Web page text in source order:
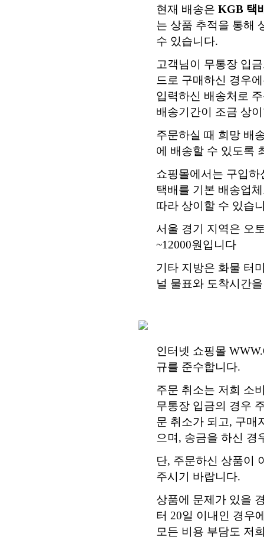
현재 배송은 KGB 택
는 상품 추적을 통해
수 있습니다.
고객님이 무통장 입
드로 구매하신 경우
입력하신 배송처로
배송기간이 조금 상
주문하실 때 희망 배
에 배송할 수 있도록
쇼핑몰에서는 구입
택배를 기본 배송업
따라 상이할 수 있습
서울 경기 지역은 오
~12000원입니다
기타 지방은 화물 터
널 물표와 도착시간
인터넷 쇼핑몰
규를 준수합니다.
주문 취소는 저희 소
무통장 입금의 경우
문 취소가 되고, 구매
으며, 송금을 하신 경
단, 주문하신 상품이
주시기 바랍니다.
상품에 문제가 있을
터 20일 이내인 경우
모든 비용 부담도 저